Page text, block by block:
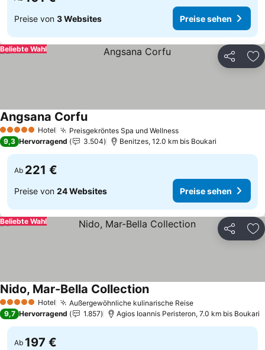
Preise von 3 Websites Preise sehen
Teilen
Beliebte Wahl
5 Sterne Hotel Preisgekröntes Spa und Wellness
Angsana Corfu
9,3 Hervorragend 3.504 Benitzes, 12.0 km bis Boukari
Ab 221 €
Preise von 24 Websites Preise sehen
Teilen
Beliebte Wahl
5 Sterne Hotel Außergewöhnliche kulinarische Reise
Nido, Mar-Bella Collection
9,7 Hervorragend 1.857 Agios Ioannis Peristeron, 7.0 km bis Boukari
Ab 197 €